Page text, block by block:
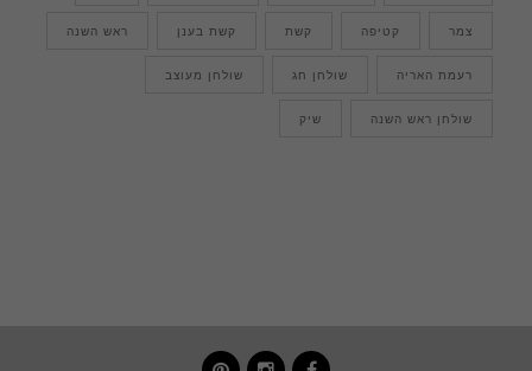
צמר קטיפה קשת קשת בענן ראש השנה
רעמת האריה שולחן חג שולחן מעוצב
שולחן ראש השנה שיק
facebook
instagram
pinterest